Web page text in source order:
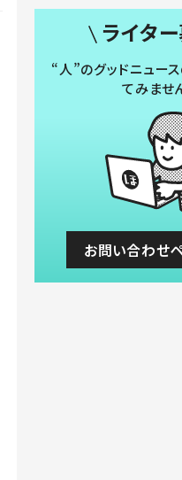
ライター
“人”のグッドニュー
てみませ
お問い合わせ